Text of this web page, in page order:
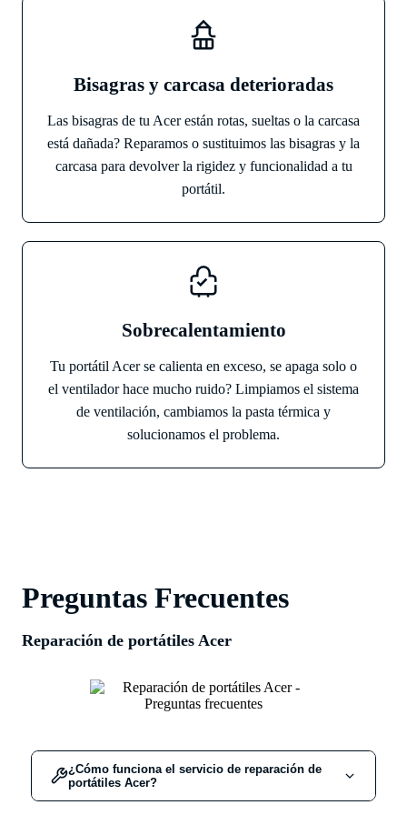
Bisagras y carcasa deterioradas
Las bisagras de tu Acer están rotas, sueltas o la carcasa
está dañada? Reparamos o sustituimos las bisagras y la
carcasa para devolver la rigidez y funcionalidad a tu
portátil.
Sobrecalentamiento
Tu portátil Acer se calienta en exceso, se apaga solo o
el ventilador hace mucho ruido? Limpiamos el sistema
de ventilación, cambiamos la pasta térmica y
solucionamos el problema.
Preguntas Frecuentes
Reparación de portátiles Acer
¿Cómo funciona el servicio de reparación de
portátiles Acer?